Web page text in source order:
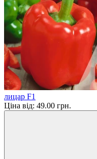
лицар F1
Ціна від: 49.00 грн.